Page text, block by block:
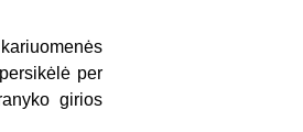
per
girios